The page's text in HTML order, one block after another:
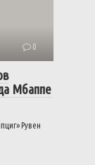
0
Мбаппе
Рувен